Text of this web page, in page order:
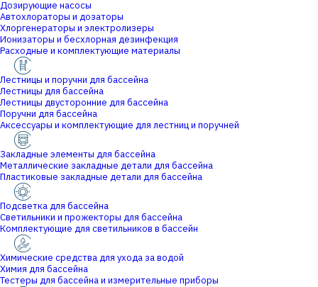
Дозирующие насосы
Автохлораторы и дозаторы
Хлоргенераторы и электролизеры
Ионизаторы и бесхлорная дезинфекция
Расходные и комплектующие материалы
Лестницы и поручни для бассейна
Лестницы для бассейна
Лестницы двусторонние для бассейна
Поручни для бассейна
Аксессуары и комплектующие для лестниц и поручней
Закладные элементы для бассейна
Металлические закладные детали для бассейна
Пластиковые закладные детали для бассейна
Подсветка для бассейна
Светильники и прожекторы для бассейна
Комплектующие для светильников в бассейн
Химические средства для ухода за водой
Химия для бассейна
Тестеры для бассейна и измерительные приборы